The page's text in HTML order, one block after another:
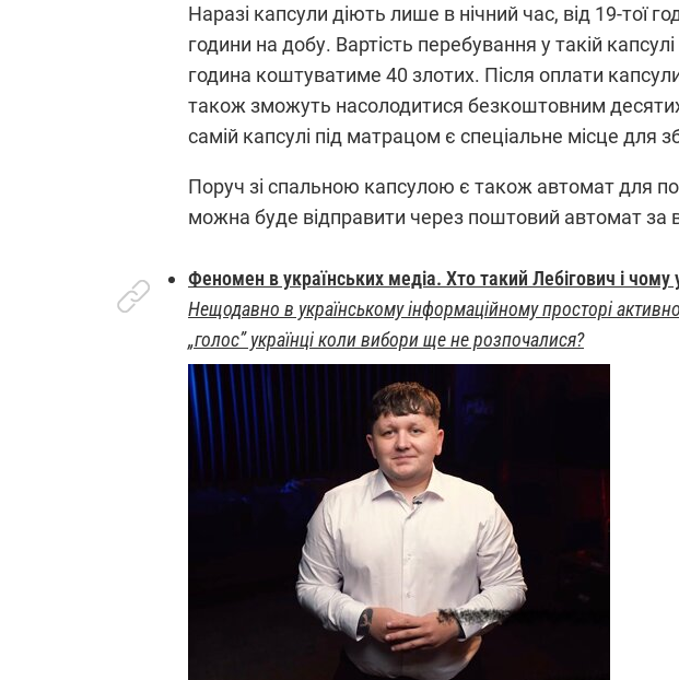
Наразі капсули діють лише в нічний час, від 19-тої
години на добу. Вартість перебування у такій
година коштуватиме 40 злотих. Після оплати
також зможуть насолодитися безкоштовним
самій капсулі під матрацом є спеціальне місце
Поруч зі спальною капсулою є також автомат для
можна буде відправити через поштовий автомат
Феномен в українських медіа. Хто такий Лебігович і чому
Нещодавно в українському інформаційному просторі
„голос” українці коли вибори ще не розпочалися?